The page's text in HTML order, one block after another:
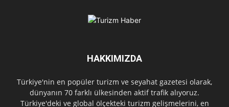
HAKKIMIZDA
Türkiye'nin en popüler turizm ve seyahat gazetesi olarak,
dünyanın 70 farklı ülkesinden aktif trafik alıyoruz.
Türkiye'deki ve global ölçekteki turizm gelişmelerini, en